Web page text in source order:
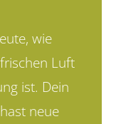
wie
Luft
ist. Dein
neue